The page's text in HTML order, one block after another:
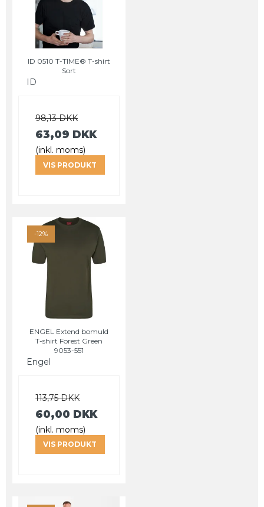
ID 0510 T-TIME® T-shirt
Sort
ID
98,13 DKK
63,09 DKK
(inkl. moms)
VIS PRODUKT
-12%
ENGEL Extend bomuld
T-shirt Forest Green
9053-551
Engel
113,75 DKK
60,00 DKK
(inkl. moms)
VIS PRODUKT